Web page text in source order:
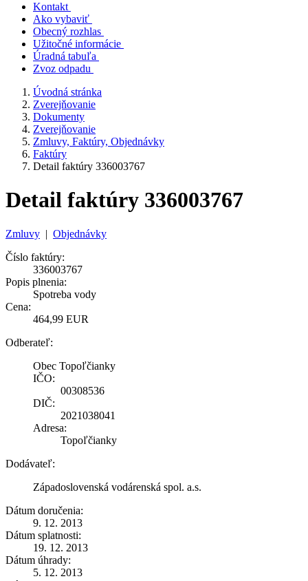
Kontakt
Ako vybaviť
Obecný rozhlas
Užitočné informácie
Úradná tabuľa
Zvoz odpadu
Úvodná stránka
Zverejňovanie
Dokumenty
Zverejňovanie
Zmluvy, Faktúry, Objednávky
Faktúry
Detail faktúry 336003767
Detail faktúry 336003767
Zmluvy | Objednávky
Číslo faktúry:
336003767
Popis plnenia:
Spotreba vody
Cena:
464,99 EUR
Odberateľ:
Obec Topoľčianky
IČO:
00308536
DIČ:
2021038041
Adresa:
Topoľčianky
Dodávateľ:
Západoslovenská vodárenská spol. a.s.
Dátum doručenia:
9. 12. 2013
Dátum splatnosti:
19. 12. 2013
Dátum úhrady:
5. 12. 2013